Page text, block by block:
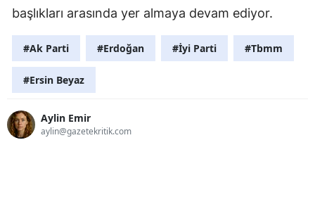
başlıkları arasında yer almaya devam ediyor.
#Ak Parti #Erdoğan #İyi Parti #Tbmm
#Ersin Beyaz
Aylin Emir
aylin@gazetekritik.com